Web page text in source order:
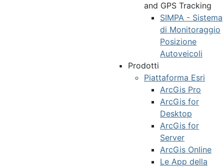
and GPS Tracking
SIMPA - Sistema
di Monitoraggio
Posizione
Autoveicoli
Prodotti
Piattaforma Esri
ArcGis Pro
ArcGis for
Desktop
ArcGis for
Server
ArcGis Online
Le App della